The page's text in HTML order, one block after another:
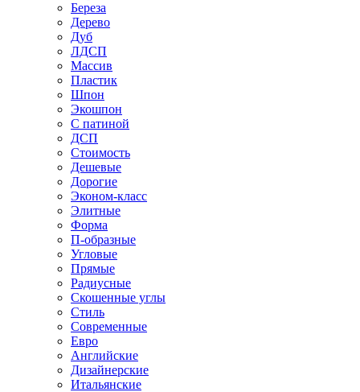
Береза
Дерево
Дуб
ЛДСП
Массив
Пластик
Шпон
Экошпон
С патиной
ДСП
Стоимость
Дешевые
Дорогие
Эконом-класс
Элитные
Форма
П-образные
Угловые
Прямые
Радиусные
Скошенные углы
Стиль
Современные
Евро
Английские
Дизайнерские
Итальянские